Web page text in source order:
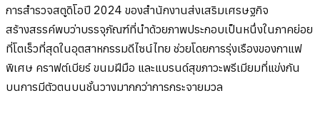
การสำรวจสตูดิโอปี 2024 ของสำนักงานส่งเสริมเศรษฐกิจ
สร้างสรรค์พบว่าบรรจุภัณฑ์ที่นำด้วยภาพประกอบเป็นหนึ่งในภาคย่อย
ที่โตเร็วที่สุดในอุตสาหกรรมดีไซน์ไทย ช่วยโดยการรุ่งเรืองของกาแฟ
พิเศษ คราฟต์เบียร์ ขนมฝีมือ และแบรนด์สุขภาวะพรีเมียมที่แข่งกัน
บนการมีตัวตนบนชั้นวางมากกว่าการกระจายมวล